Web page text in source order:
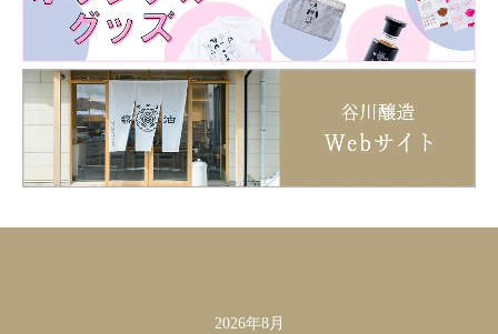
2026年8月